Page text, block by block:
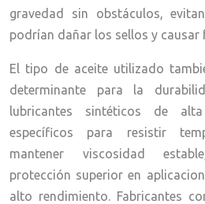
gravedad sin obstáculos,
podrían dañar los sellos y causar
El tipo de aceite utilizado
determinante para la
lubricantes sintéticos de
específicos para resistir
mantener viscosidad
protección superior en
alto rendimiento. Fabricantes